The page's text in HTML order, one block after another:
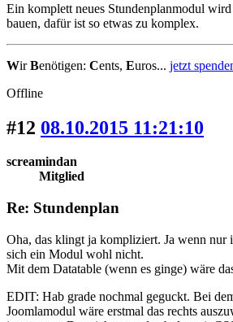
Ein komplett neues Stundenplanmodul
bauen, dafür ist so etwas zu komplex.
WirBenötigen: Cents, Euros... jetzt
Offline
#12 08.10.2015 11:21:10
screamindan
Mitglied
Re: Stundenplan
Oha, das klingt ja kompliziert. Ja wenn nur
sich ein Modul wohl nicht.
Mit dem Datatable (wenn es ginge) wäre
EDIT: Hab grade nochmal geguckt. Bei
Joomlamodul wäre erstmal das rechts